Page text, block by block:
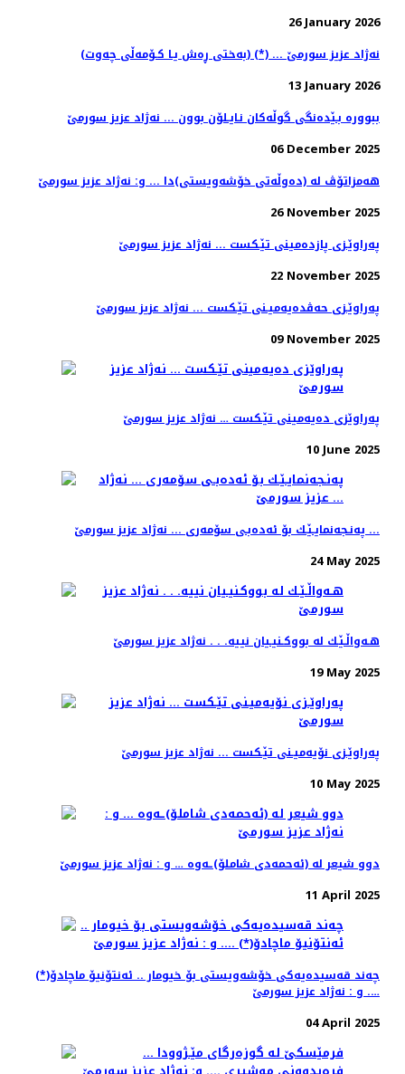
26 January 2026
(به‌ختی ڕه‌ش یـا كـۆمه‌ڵی چه‌وت) (*) ... نه‌ژاد عزیز سورمێ
13 January 2026
ببووره‌ بـێده‌نگی گوڵه‌كان نـایـلۆن بوون ... نه‌ژاد عزیز سورمێ
06 December 2025
هه‌مزاتۆڤ له‌ (ده‌وڵه‌تی خۆشه‌ویستی)دا ... و: نه‌ژاد عزیز سورمێ
26 November 2025
په‌راوێـزی پازده‌مینی تێـكست ... نه‌ژاد عزیز سورمێ
22 November 2025
په‌راوێـزی حه‌ڤده‌یه‌میـنی تێـكست ... نه‌ژاد عزیز سورمێ
09 November 2025
په‌راوێزی ده‌یه‌مینی تێـكست‌ … نه‌ژاد عزیز سورمێ
10 June 2025
په‌نـجه‌نمایـێـك بۆ ئه‌ده‌بـی سۆمه‌ری ... نه‌ژاد عزیز سورمێ ...
24 May 2025
هـه‌واڵـێـك له‌ بووكـنیـیان نییه‌. . . نه‌ژاد عزیز سورمێ
19 May 2025
په‌راوێـزی نۆیه‌میـنی تێـكست ... نه‌ژاد عزیز سورمێ
10 May 2025
دوو شیعر له‌ (ئه‌حمه‌دی شاملۆ)ـه‌وه‌ … و : نه‌ژاد عزیز سورمێ
11 April 2025
چه‌ند قه‌سیده‌یه‌كی خۆشه‌ویستی بۆ خیومار .. ئه‌نتۆنیۆ ماچادۆ(*)
…. و : نه‌ژاد عزیز سورمێ
04 April 2025